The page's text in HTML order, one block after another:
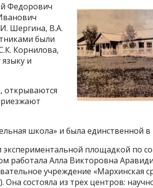
Федорович
Шергина, В.А.
были
Корнилова,
и
открываются
школа» и была единственной в
экспериментальной площадкой по
работала Алла Викторовна
учреждение «Мархинская
состояла из трех центров: